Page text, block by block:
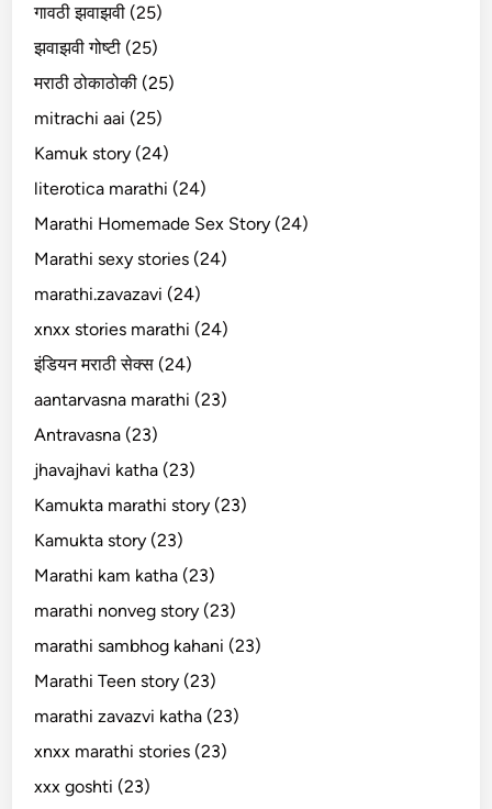
गावठी झवाझवी (25)
झवाझवी गोष्टी (25)
मराठी ठोकाठोकी (25)
mitrachi aai (25)
Kamuk story (24)
literotica marathi (24)
Marathi Homemade Sex Story (24)
Marathi sexy stories (24)
marathi.zavazavi (24)
xnxx stories marathi (24)
इंडियन मराठी सेक्स (24)
aantarvasna marathi (23)
Antravasna (23)
jhavajhavi katha (23)
Kamukta marathi story (23)
Kamukta story (23)
Marathi kam katha (23)
marathi nonveg story (23)
marathi sambhog kahani (23)
Marathi Teen story (23)
marathi zavazvi katha (23)
xnxx marathi stories (23)
xxx goshti (23)